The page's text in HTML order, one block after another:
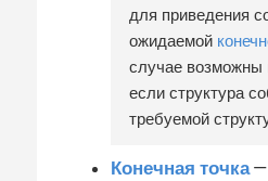
для приведения
ожидаемой
случае возможны
если структура
требуемой
Конечная точка—